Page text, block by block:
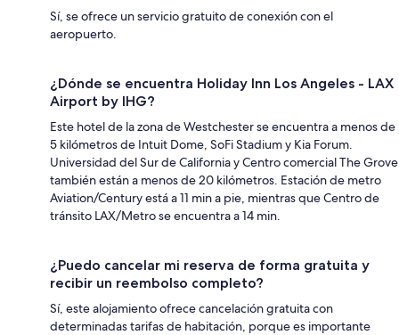
Sí, se ofrece un servicio gratuito de conexión con el
aeropuerto.
¿Dónde se encuentra Holiday Inn Los Angeles - LAX
Airport by IHG?
Este hotel de la zona de Westchester se encuentra a menos de
5 kilómetros de Intuit Dome, SoFi Stadium y Kia Forum.
Universidad del Sur de California y Centro comercial The Grove
también están a menos de 20 kilómetros. Estación de metro
Aviation/Century está a 11 min a pie, mientras que Centro de
tránsito LAX/Metro se encuentra a 14 min.
¿Puedo cancelar mi reserva de forma gratuita y
recibir un reembolso completo?
Sí, este alojamiento ofrece cancelación gratuita con
determinadas tarifas de habitación, porque es importante